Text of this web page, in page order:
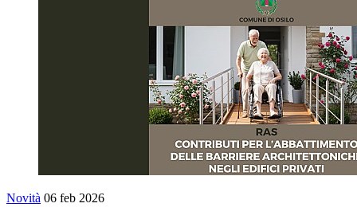
Novità 06 feb 2026